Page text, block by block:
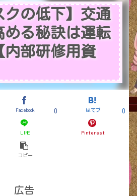
クの低下】交通
める秘訣は運転
内部研修用資
Facebook 0 はてブ 0
LINE Pinterest
コピー
広告